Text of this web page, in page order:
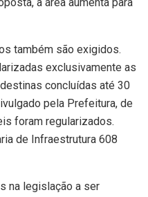
também são exigidos.
exclusivamente as
concluídas até 30
pela Prefeitura, de
foram regularizados.
de Infraestrutura 608
na legislação a ser